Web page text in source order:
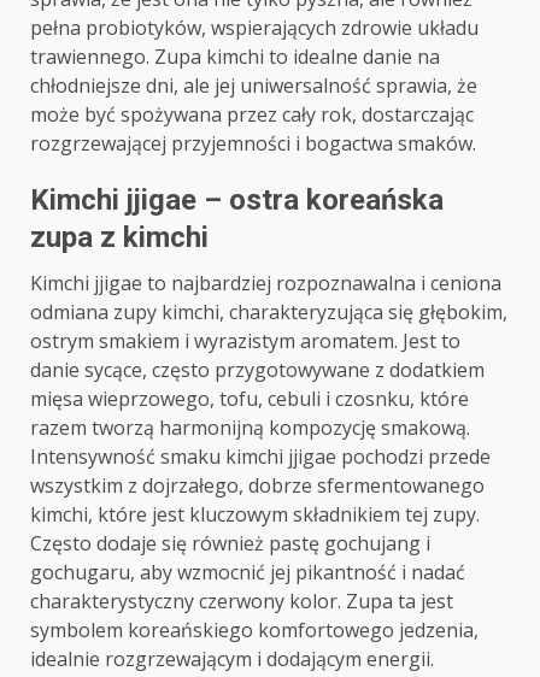
pełna probiotyków, wspierających zdrowie układu
trawiennego. Zupa kimchi to idealne danie na
chłodniejsze dni, ale jej uniwersalność sprawia, że
może być spożywana przez cały rok, dostarczając
rozgrzewającej przyjemności i bogactwa smaków.
Kimchi jjigae – ostra koreańska
zupa z kimchi
Kimchi jjigae to najbardziej rozpoznawalna i ceniona
odmiana zupy kimchi, charakteryzująca się głębokim,
ostrym smakiem i wyrazistym aromatem. Jest to
danie sycące, często przygotowywane z dodatkiem
mięsa wieprzowego, tofu, cebuli i czosnku, które
razem tworzą harmonijną kompozycję smakową.
Intensywność smaku kimchi jjigae pochodzi przede
wszystkim z dojrzałego, dobrze sfermentowanego
kimchi, które jest kluczowym składnikiem tej zupy.
Często dodaje się również pastę gochujang i
gochugaru, aby wzmocnić jej pikantność i nadać
charakterystyczny czerwony kolor. Zupa ta jest
symbolem koreańskiego komfortowego jedzenia,
idealnie rozgrzewającym i dodającym energii.